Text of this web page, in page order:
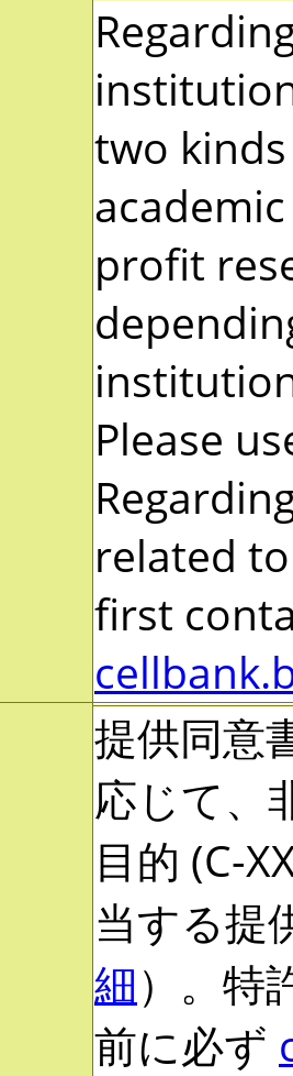
two
profit
Please
related
first
提供同意
応じて、
目的 (C-
当する提
細）。特
前に必ず